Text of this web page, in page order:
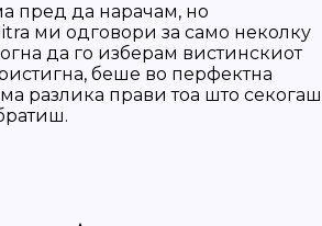
пред да нарачам, но
ми одговори за само неколку
да го изберам вистинскиот
беше во перфектна
разлика прави тоа што секогаш